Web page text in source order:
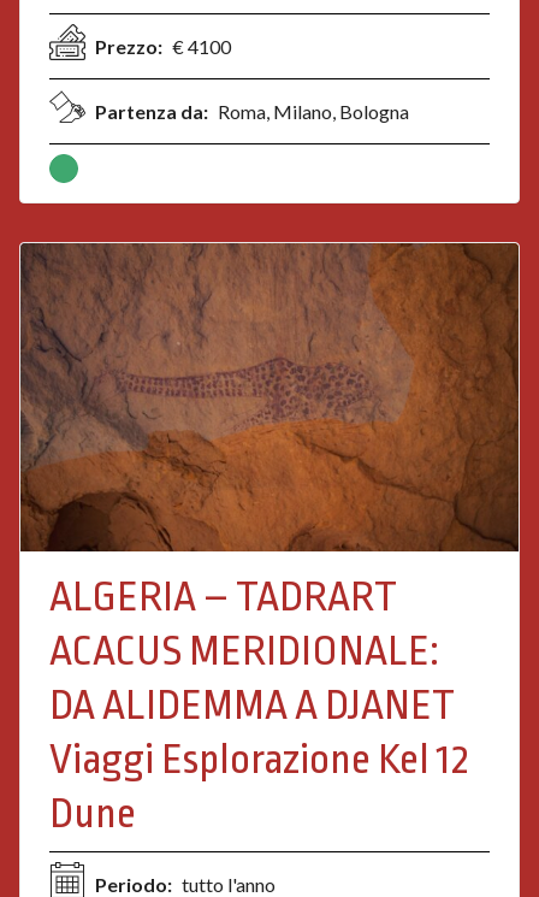
Prezzo: € 4100
Partenza da: Roma, Milano, Bologna
ALGERIA – TADRART
ACACUS MERIDIONALE:
DA ALIDEMMA A DJANET
Viaggi Esplorazione Kel 12
Dune
Periodo: tutto l'anno